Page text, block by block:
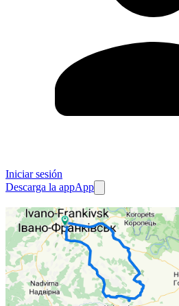
Iniciar sesión
Descarga la appApp